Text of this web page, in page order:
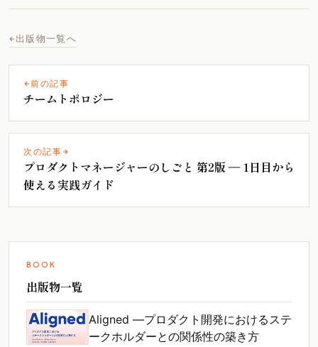
出版物一覧へ
前の記事
チームトポロジー
次の記事
プロダクトマネージャーのしごと 第2版 ― 1日目から
使える実践ガイド
BOOK
出版物一覧
Aligned ―プロダクト開発におけるステ
ークホルダーとの関係性の築き方